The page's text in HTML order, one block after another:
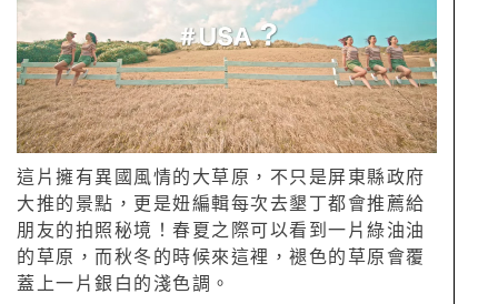
這片擁有異國風情的大草原，不只是屏東縣政府
大推的景點，更是妞編輯每次去墾丁都會推薦給
朋友的拍照秘境！春夏之際可以看到一片綠油油
的草原，而秋冬的時候來這裡，褪色的草原會覆
蓋上一片銀白的淺色調。